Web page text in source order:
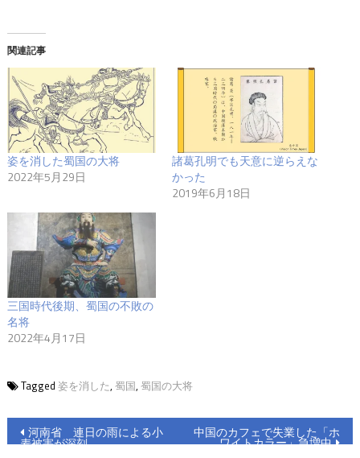
関連記事
姿を消した蜀国の大将
2022年5月29日
諸葛孔明でも天意に逆らえな
かった
2019年6月18日
三国時代後期、蜀国の不敗の
名将
2022年4月17日
Tagged 姿を消した, 蜀国, 蜀国の大将
投河南省 連日の雨による小
麦被害が深刻
中国のカフェで失業した「ホ
ワイトカラー」急増中